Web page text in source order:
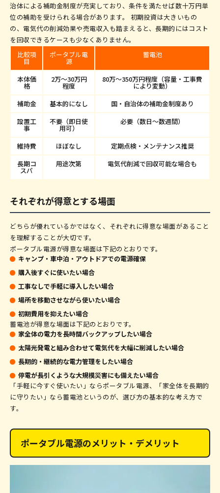
治体による補助金制度が充実しており、条件を満たせば数十万円単
位の補助を受けられる場合があります。 初期投資は大きいもの
の、電気代の削減効果や売電収入も踏まえると、長期的にはコスト
を回収できるケースも少なくありません。
比較項
目
ポータブル電
源
蓄電池
本体価
格
2万〜30万円
程度
80万〜350万円程度（容量・工事費
により変動）
補助金
基本的になし
国・自治体の補助金制度あり
設置工
事
不要（即日使
用可）
必要（数日〜数週間）
維持費 ほぼなし
定期点検・メンテナンス推奨
長期コ
スパ
用途次第 電気代削減で回収可能な場合も
それぞれが得意とする場面
どちらが優れているかではなく、それぞれに得意な場面があること
を理解することが大切です。
ポータブル電源が得意な場面は下記のとおりです。
キャンプ・車中泊・アウトドアでの電源確保
購入後すぐに使いたい場合
工事なしで手軽に導入したい場合
場所を移動させながら使いたい場合
初期費用を抑えたい場合
蓄電池が得意な場面は下記のとおりです。
家全体の電力を長時間バックアップしたい場合
太陽光発電と組み合わせて電気代を大幅に削減したい場合
長期的・継続的な電力管理をしたい場合
停電が長引くような大規模災害にも備えたい場合
「手軽に今すぐ使いたい」ならポータブル電源、「家全体を長期的
に守りたい」なら蓄電池というのが、選び方の基本的な考え方で
す。
ポータブル電源のメリット・デメリット